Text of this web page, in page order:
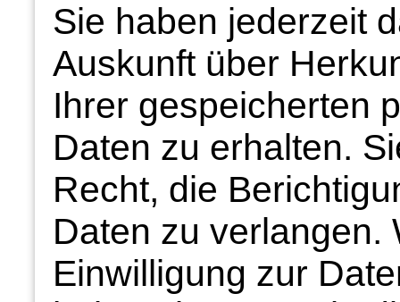
Sie haben jederzeit
Auskunft über
Ihrer gespeicherten
Daten zu erhalten.
Recht, die
Daten zu verlangen.
Einwilligung zur